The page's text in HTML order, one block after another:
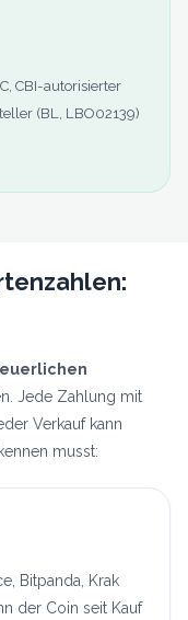
CBI-autorisierter
(BL, LBO02139)
Jede Zahlung mit
Verkauf kann
musst:
Bitpanda, Krak
der Coin seit Kauf